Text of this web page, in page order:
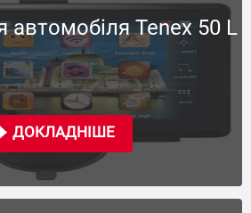
автомобіля Tenex 50 L